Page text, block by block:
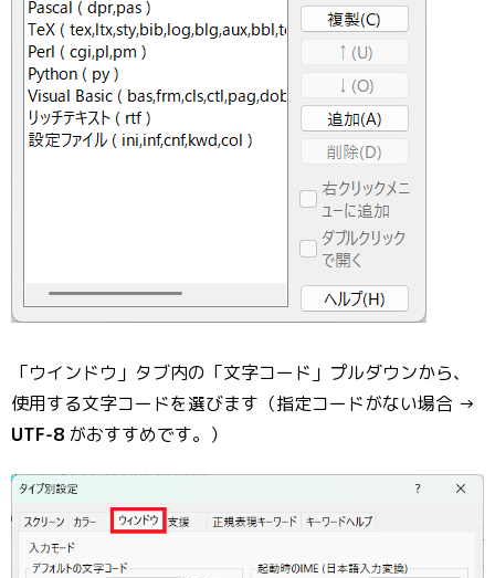
「ウインドウ」タブ内の「文字コード」プルダウンから、
使用する文字コードを選びます（指定コードがない場合 →
UTF-8 がおすすめです。）